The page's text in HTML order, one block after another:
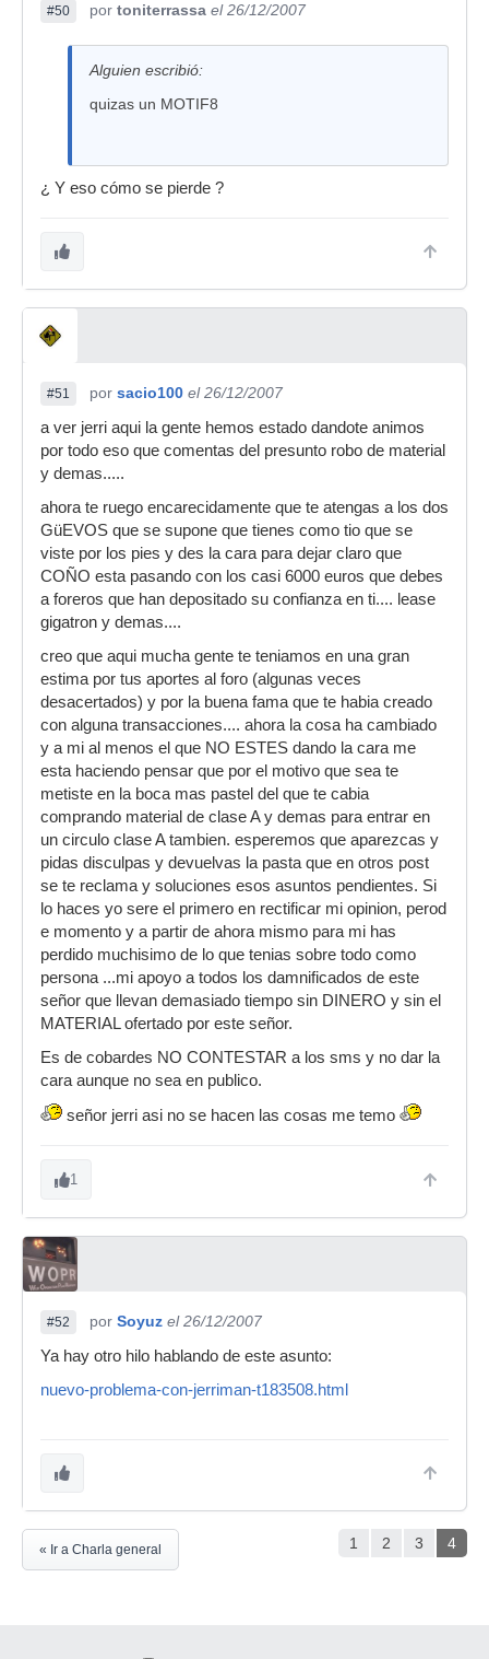
#50 por toniterrassa el 26/12/2007
Alguien escribió:
quizas un MOTIF8
¿ Y eso cómo se pierde ?
#51 por sacio100 el 26/12/2007
a ver jerri aqui la gente hemos estado dandote animos
por todo eso que comentas del presunto robo de material
y demas.....
ahora te ruego encarecidamente que te atengas a los dos
GüEVOS que se supone que tienes como tio que se
viste por los pies y des la cara para dejar claro que
COÑO esta pasando con los casi 6000 euros que debes
a foreros que han depositado su confianza en ti.... lease
gigatron y demas....
creo que aqui mucha gente te teniamos en una gran
estima por tus aportes al foro (algunas veces
desacertados) y por la buena fama que te habia creado
con alguna transacciones.... ahora la cosa ha cambiado
y a mi al menos el que NO ESTES dando la cara me
esta haciendo pensar que por el motivo que sea te
metiste en la boca mas pastel del que te cabia
comprando material de clase A y demas para entrar en
un circulo clase A tambien. esperemos que aparezcas y
pidas disculpas y devuelvas la pasta que en otros post
se te reclama y soluciones esos asuntos pendientes. Si
lo haces yo sere el primero en rectificar mi opinion, perod
e momento y a partir de ahora mismo para mi has
perdido muchisimo de lo que tenias sobre todo como
persona ...mi apoyo a todos los damnificados de este
señor que llevan demasiado tiempo sin DINERO y sin el
MATERIAL ofertado por este señor.
Es de cobardes NO CONTESTAR a los sms y no dar la
cara aunque no sea en publico.
señor jerri asi no se hacen las cosas me temo
1
#52 por Soyuz el 26/12/2007
Ya hay otro hilo hablando de este asunto:
nuevo-problema-con-jerriman-t183508.html
1 2 3 4
« Ir a Charla general